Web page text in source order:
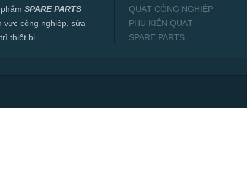
SPARE PARTS
vực công nghiệp, sửa
thiết bị.
QUẠT CÔNG NGHIỆP
PHỤ KIỆN QUẠT
SPARE PARTS